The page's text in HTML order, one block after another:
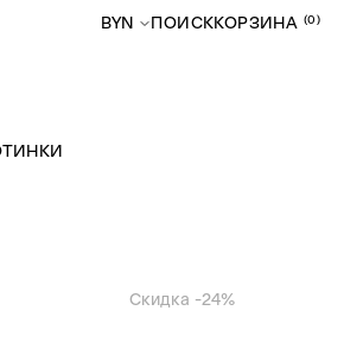
BYN ПОИСККОРЗИНА (0)
Скидка -24%